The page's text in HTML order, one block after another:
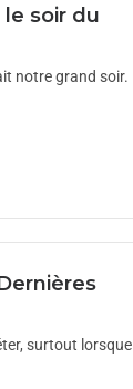
le soir du
notre grand soir.
surtout lorsque